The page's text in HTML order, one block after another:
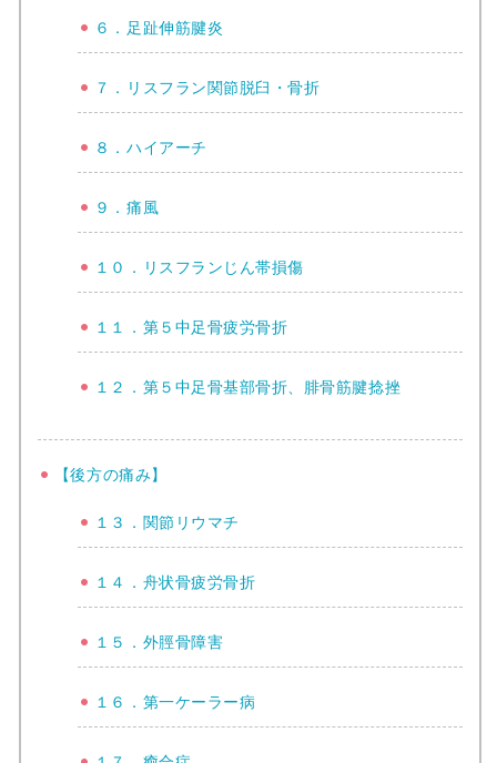
６．足趾伸筋腱炎
７．リスフラン関節脱臼・骨折
８．ハイアーチ
９．痛風
１０．リスフランじん帯損傷
１１．第５中足骨疲労骨折
１２．第５中足骨基部骨折、腓骨筋腱捻挫
【後方の痛み】
１３．関節リウマチ
１４．舟状骨疲労骨折
１５．外脛骨障害
１６．第一ケーラー病